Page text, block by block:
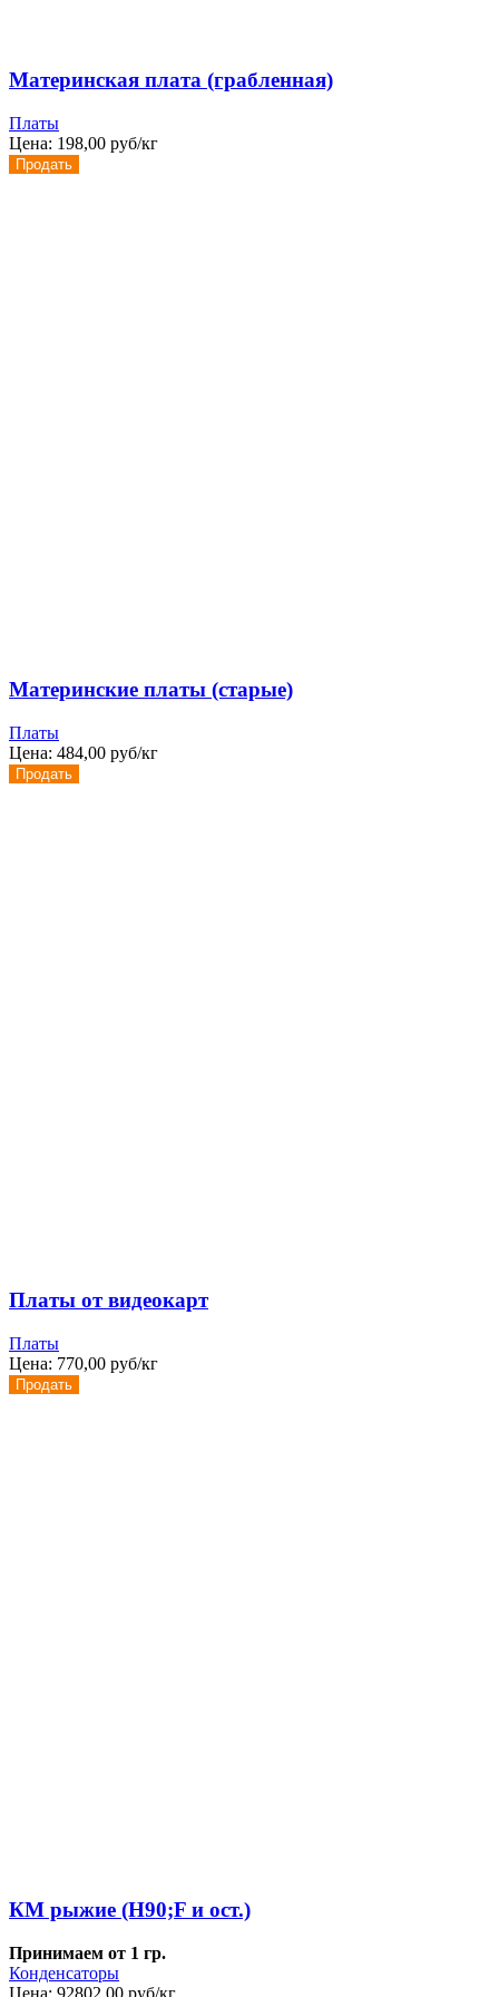
Материнская плата (грабленная)
Платы
Цена: 198,00 руб/кг
Продать
Материнские платы (старые)
Платы
Цена: 484,00 руб/кг
Продать
Платы от видеокарт
Платы
Цена: 770,00 руб/кг
Продать
КМ рыжие (H90;F и ост.)
Принимаем от 1 гр.
Конденсаторы
Цена: 92802,00 руб/кг